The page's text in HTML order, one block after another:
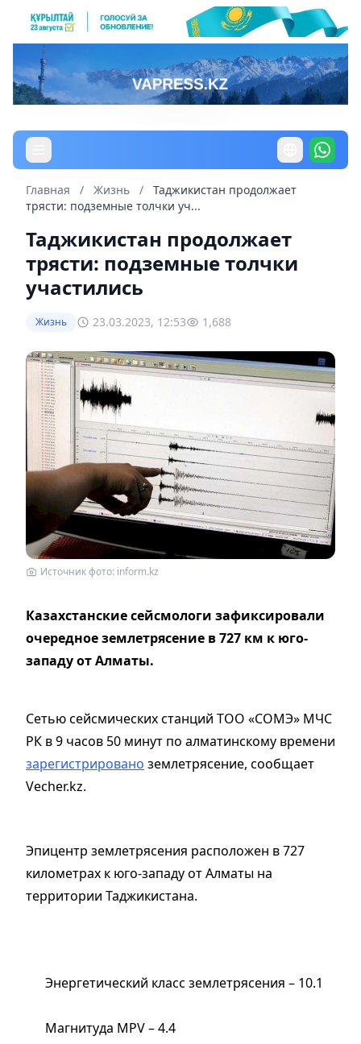
Главная / Жизнь /
Таджикистан продолжает
трясти: подземные толчки уч...
Таджикистан продолжает
трясти: подземные толчки
участились
Жизнь 23.03.2023, 12:53 1,688
Источник фото: inform.kz
Казахстанские сейсмологи зафиксировали
очередное землетрясение в 727 км к юго-
западу от Алматы.
Сетью сейсмических станций ТОО «СОМЭ» МЧС
РК в 9 часов 50 минут по алматинскому времени
зарегистрировано землетрясение, сообщает
Vecher.kz.
Эпицентр землетрясения расположен в 727
километрах к юго-западу от Алматы на
территории Таджикистана.
Энергетический класс землетрясения – 10.1
Магнитуда MPV – 4.4